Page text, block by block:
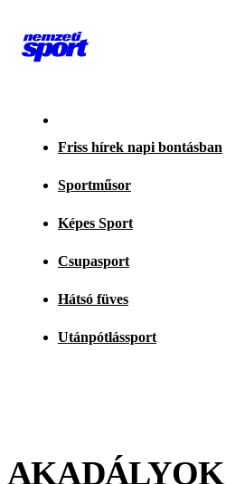
Friss hírek napi bontásban
Sportműsor
Képes Sport
Csupasport
Hátsó füves
Utánpótlássport
AKADÁLYOK